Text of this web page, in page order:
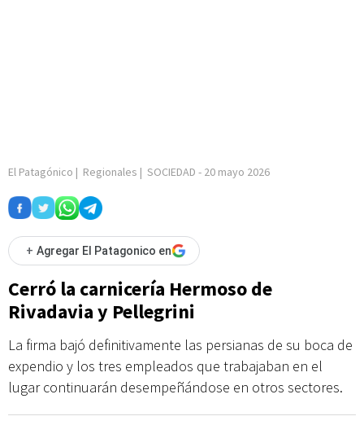
El Patagónico | Regionales | SOCIEDAD - 20 mayo 2026
+ Agregar El Patagonico en
Cerró la carnicería Hermoso de
Rivadavia y Pellegrini
La firma bajó definitivamente las persianas de su boca de
expendio y los tres empleados que trabajaban en el
lugar continuarán desempeñándose en otros sectores.